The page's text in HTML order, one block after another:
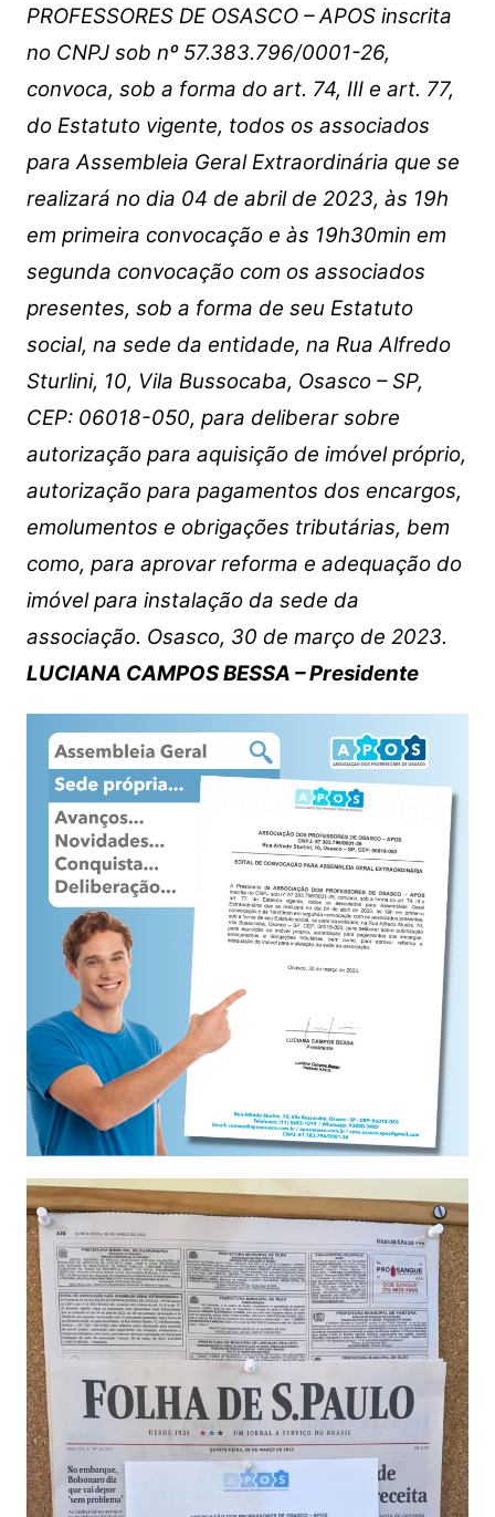
PROFESSORES DE OSASCO – APOS inscrita
no CNPJ sob nº 57.383.796/0001-26,
convoca, sob a forma do art. 74, III e art. 77,
do Estatuto vigente, todos os associados
para Assembleia Geral Extraordinária que se
realizará no dia 04 de abril de 2023, às 19h
em primeira convocação e às 19h30min em
segunda convocação com os associados
presentes, sob a forma de seu Estatuto
social, na sede da entidade, na Rua Alfredo
Sturlini, 10, Vila Bussocaba, Osasco – SP,
CEP: 06018-050, para deliberar sobre
autorização para aquisição de imóvel próprio,
autorização para pagamentos dos encargos,
emolumentos e obrigações tributárias, bem
como, para aprovar reforma e adequação do
imóvel para instalação da sede da
associação. Osasco, 30 de março de 2023.
LUCIANA CAMPOS BESSA – Presidente